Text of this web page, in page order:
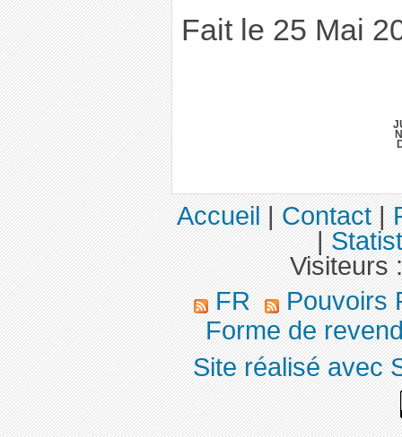
Fait le 25 Mai
Accueil|Contact|
|
Visiteurs
FR
Pouvoirs
Forme de
Site réalisé avec